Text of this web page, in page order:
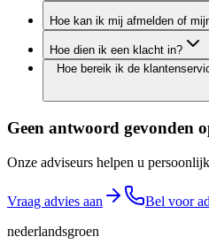
Hoe kan ik mij afmelden of
Hoe dien ik een klacht in?
Hoe bereik ik de
Geen antwoord gevonden
Onze adviseurs helpen u
Vraag advies aan Bel voor
nederlandsgroen